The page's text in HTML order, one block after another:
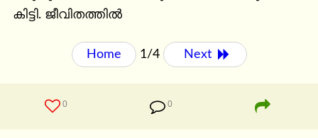
കിട്ടി. ജീവിതത്തിൽ
Home 1/4 Next
0 0